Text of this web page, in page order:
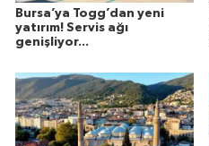
Bursa’ya Togg’dan yeni
yatırım! Servis ağı
genişliyor...